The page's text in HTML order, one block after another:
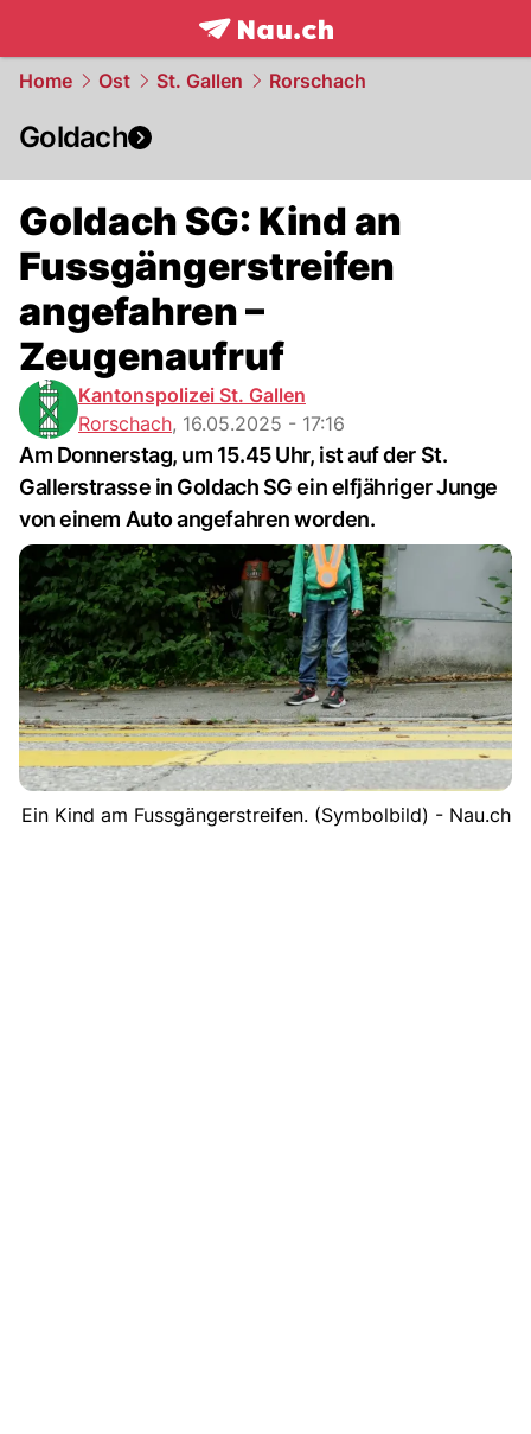
frontpage.NAU.ch
Home Ost St. Gallen Rorschach
Goldach
Goldach SG: Kind an
Fussgängerstreifen
angefahren –
Zeugenaufruf
Kantonspolizei St. Gallen
Rorschach, 16.05.2025 - 17:16
Am Donnerstag, um 15.45 Uhr, ist auf der St.
Gallerstrasse in Goldach SG ein elfjähriger Junge
von einem Auto angefahren worden.
Ein Kind am Fussgängerstreifen. (Symbolbild) - Nau.ch